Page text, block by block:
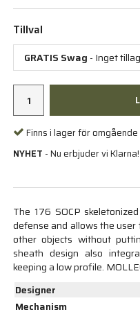
Tillval
GRATIS Swag - Inget
Finns i lager för
NYHET - Nu erbjuder vi Klarna!
The 176 SOCP
defense and allows the
other objects without
sheath design also
keeping a low profile.
Designer
Mechanism